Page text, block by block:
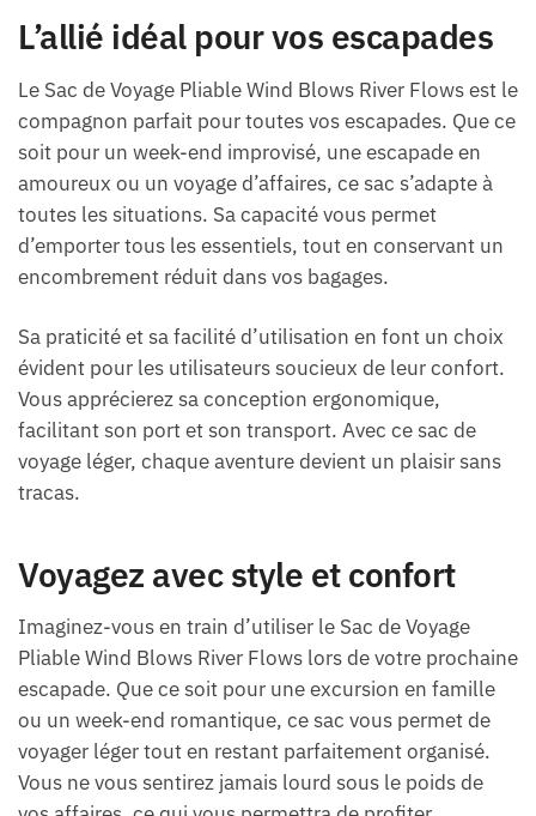
L’allié idéal pour vos escapades
Le Sac de Voyage Pliable Wind Blows River Flows est le
compagnon parfait pour toutes vos escapades. Que ce
soit pour un week-end improvisé, une escapade en
amoureux ou un voyage d’affaires, ce sac s’adapte à
toutes les situations. Sa capacité vous permet
d’emporter tous les essentiels, tout en conservant un
encombrement réduit dans vos bagages.
Sa praticité et sa facilité d’utilisation en font un choix
évident pour les utilisateurs soucieux de leur confort.
Vous apprécierez sa conception ergonomique,
facilitant son port et son transport. Avec ce sac de
voyage léger, chaque aventure devient un plaisir sans
tracas.
Voyagez avec style et confort
Imaginez-vous en train d’utiliser le Sac de Voyage
Pliable Wind Blows River Flows lors de votre prochaine
escapade. Que ce soit pour une excursion en famille
ou un week-end romantique, ce sac vous permet de
voyager léger tout en restant parfaitement organisé.
Vous ne vous sentirez jamais lourd sous le poids de